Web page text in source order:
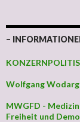
–
Wolfgang Wodarg
MWGFD -
Freiheit und